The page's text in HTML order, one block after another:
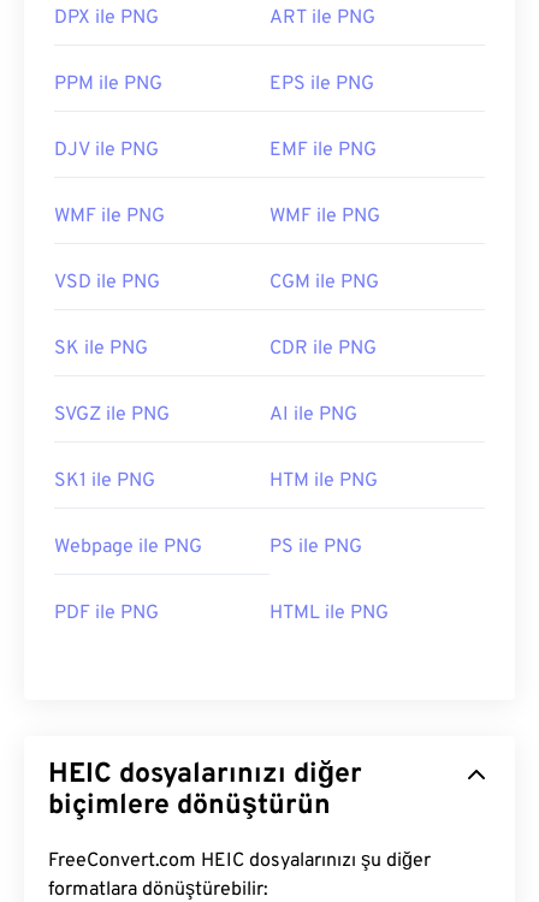
DPX ile PNG ART ile PNG
PPM ile PNG EPS ile PNG
DJV ile PNG EMF ile PNG
WMF ile PNG WMF ile PNG
VSD ile PNG CGM ile PNG
SK ile PNG CDR ile PNG
SVGZ ile PNG AI ile PNG
SK1 ile PNG HTM ile PNG
Webpage ile PNG PS ile PNG
PDF ile PNG HTML ile PNG
HEIC dosyalarınızı diğer
biçimlere dönüştürün
FreeConvert.com HEIC dosyalarınızı şu diğer
formatlara dönüştürebilir: